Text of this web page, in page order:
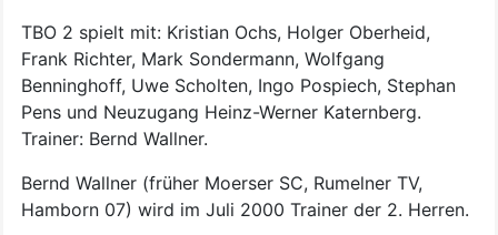
TBO 2 spielt mit: Kristian Ochs, Holger Oberheid,
Frank Richter, Mark Sondermann, Wolfgang
Benninghoff, Uwe Scholten, Ingo Pospiech, Stephan
Pens und Neuzugang Heinz-Werner Katernberg.
Trainer: Bernd Wallner.
Bernd Wallner (früher Moerser SC, Rumelner TV,
Hamborn 07) wird im Juli 2000 Trainer der 2. Herren.